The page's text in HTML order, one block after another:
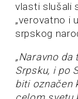
vlasti slušali
„verovatno i
srpskog
„Naravno
Srpsku, i po
biti označen